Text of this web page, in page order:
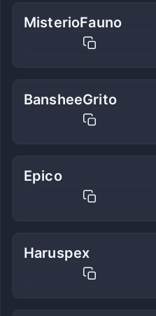
MisterioFauno
BansheeGrito
Epico
Haruspex